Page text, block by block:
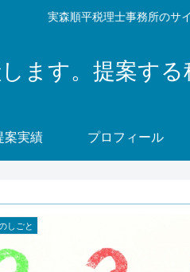
実森順平税理士事務所のサ
ます。提案する
案実績 プロフィール
しごと